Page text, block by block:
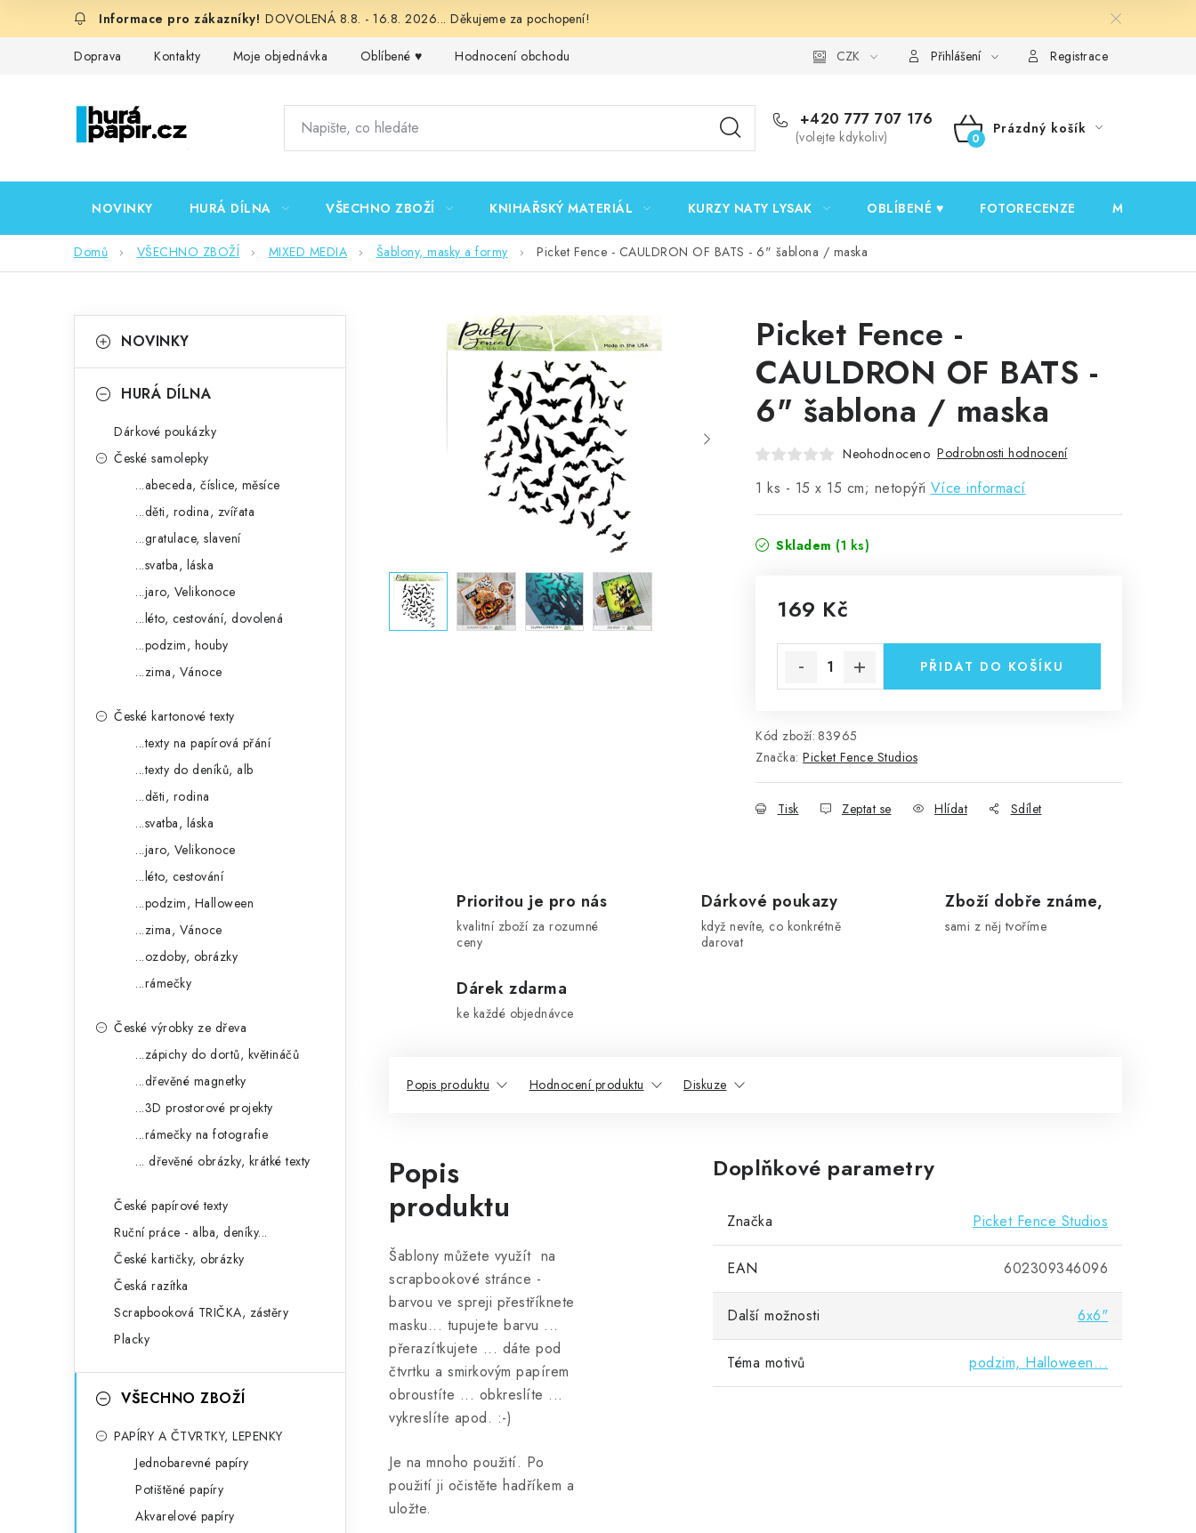
DOVOLENÁ 8.8. - 16.8. 2026... Děkujeme za pochopení!
Doprava Kontakty Moje objednávka Oblíbené ♥️ Hodnocení obchodu Podmínky ochrany osobních údajů Ověřování recenzí
CZK Přihlášení Registrace
+420 777 707 176
(volejte kdykoliv)
NÁKUPNÍ
Prázdný košík
NOVINKY HURÁ DÍLNA VŠECHNO ZBOŽÍ KNIHAŘSKÝ MATERIÁL KURZY NATY LYSAK OBLÍBENÉ ♥️ FOTORECENZE MOJE
Domů VŠECHNO ZBOŽÍ MIXED MEDIA Šablony, masky a formy Picket Fence - CAULDRON OF BATS - 6" šablona / maska
okategorie
a
NOVINKY
HURÁ DÍLNA
Dárkové poukázky
České samolepky
...abeceda, číslice, měsíce
...děti, rodina, zvířata
...gratulace, slavení
...svatba, láska
...jaro, Velikonoce
...léto, cestování, dovolená
...podzim, houby
...zima, Vánoce
České kartonové texty
...texty na papírová přání
...texty do deníků, alb
...děti, rodina
...svatba, láska
...jaro, Velikonoce
...léto, cestování
...podzim, Halloween
...zima, Vánoce
...ozdoby, obrázky
...rámečky
České výrobky ze dřeva
...zápichy do dortů, květináčů
...dřevěné magnetky
...3D prostorové projekty
...rámečky na fotografie
... dřevěné obrázky, krátké texty
České papírové texty
Ruční práce - alba, deníky...
České kartičky, obrázky
Česká razítka
Scrapbooková TRIČKA, zástěry
Placky
VŠECHNO ZBOŽÍ
PAPÍRY A ČTVRTKY, LEPENKY
Jednobarevné papíry
Potištěné papíry
Akvarelové papíry
Picket Fence -
CAULDRON OF BATS -
6" šablona / maska
Neohodnoceno Podrobnosti hodnocení
1 ks - 15 x 15 cm; netopýři Více informací
Skladem (1 ks)
169 Kč
PŘIDAT DO KOŠÍKU
Kód zboží: 83965
Značka: Picket Fence Studios
Tisk Zeptat se Hlídat Sdílet
Prioritou je pro nás
kvalitní zboží za rozumné
ceny
Dárkové poukazy
když nevíte, co konkrétně
darovat
Zboží dobře známe,
sami z něj tvoříme
Dárek zdarma
ke každé objednávce
Popis produktu Hodnocení produktu Diskuze
Popis
produktu
Šablony můžete využít na
scrapbookové stránce -
barvou ve spreji přestříknete
masku... tupujete barvu ...
přerazítkujete ... dáte pod
čtvrtku a smirkovým papírem
obroustíte ... obkreslíte ...
vykreslíte apod. :-)
Je na mnoho použití. Po
použití ji očistěte hadříkem a
uložte.
Doplňkové parametry
Značka Picket Fence Studios
EAN 602309346096
Další možnosti 6x6"
Téma motivů podzim, Halloween...